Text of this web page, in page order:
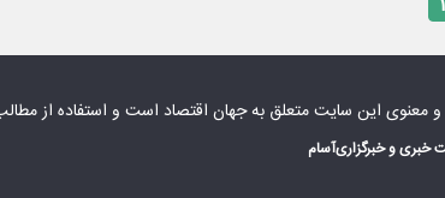
۱
معنوی این سایت متعلق بهجهان اقتصاد است و استفاده از
خبری و خبرگزاریآسام